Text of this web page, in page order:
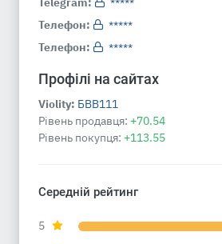
*****
Телефон:
*****
Телефон:
*****
Профілі на сайтах
Violity: БВВ111
Рівень продавця: +70.54
Рівень покупця: +113.55
Середній рейтинг
5